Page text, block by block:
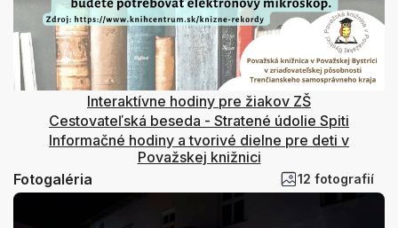
Interaktívne hodiny pre žiakov ZŠ
Cestovateľská beseda - Stratené údolie Spiti
Informačné hodiny a tvorivé dielne pre deti v
Považskej knižnici
Fotogaléria
12 fotografií